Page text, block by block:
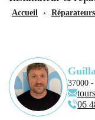
Accueil › Réparateurs
37000
06